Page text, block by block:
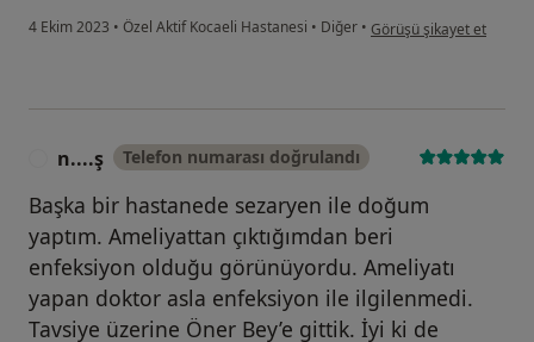
4 Ekim 2023 • Özel Aktif Kocaeli Hastanesi • Diğer • kullanıcının görüşüne
Görüşü şikayet et
n....ş Telefon numarası doğrulandı
Başka bir hastanede sezaryen ile doğum
yaptım. Ameliyattan çıktığımdan beri
enfeksiyon olduğu görünüyordu. Ameliyatı
yapan doktor asla enfeksiyon ile ilgilenmedi.
Tavsiye üzerine Öner Bey’e gittik. İyi ki de